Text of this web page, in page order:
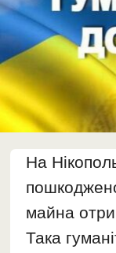
На
майна
Така